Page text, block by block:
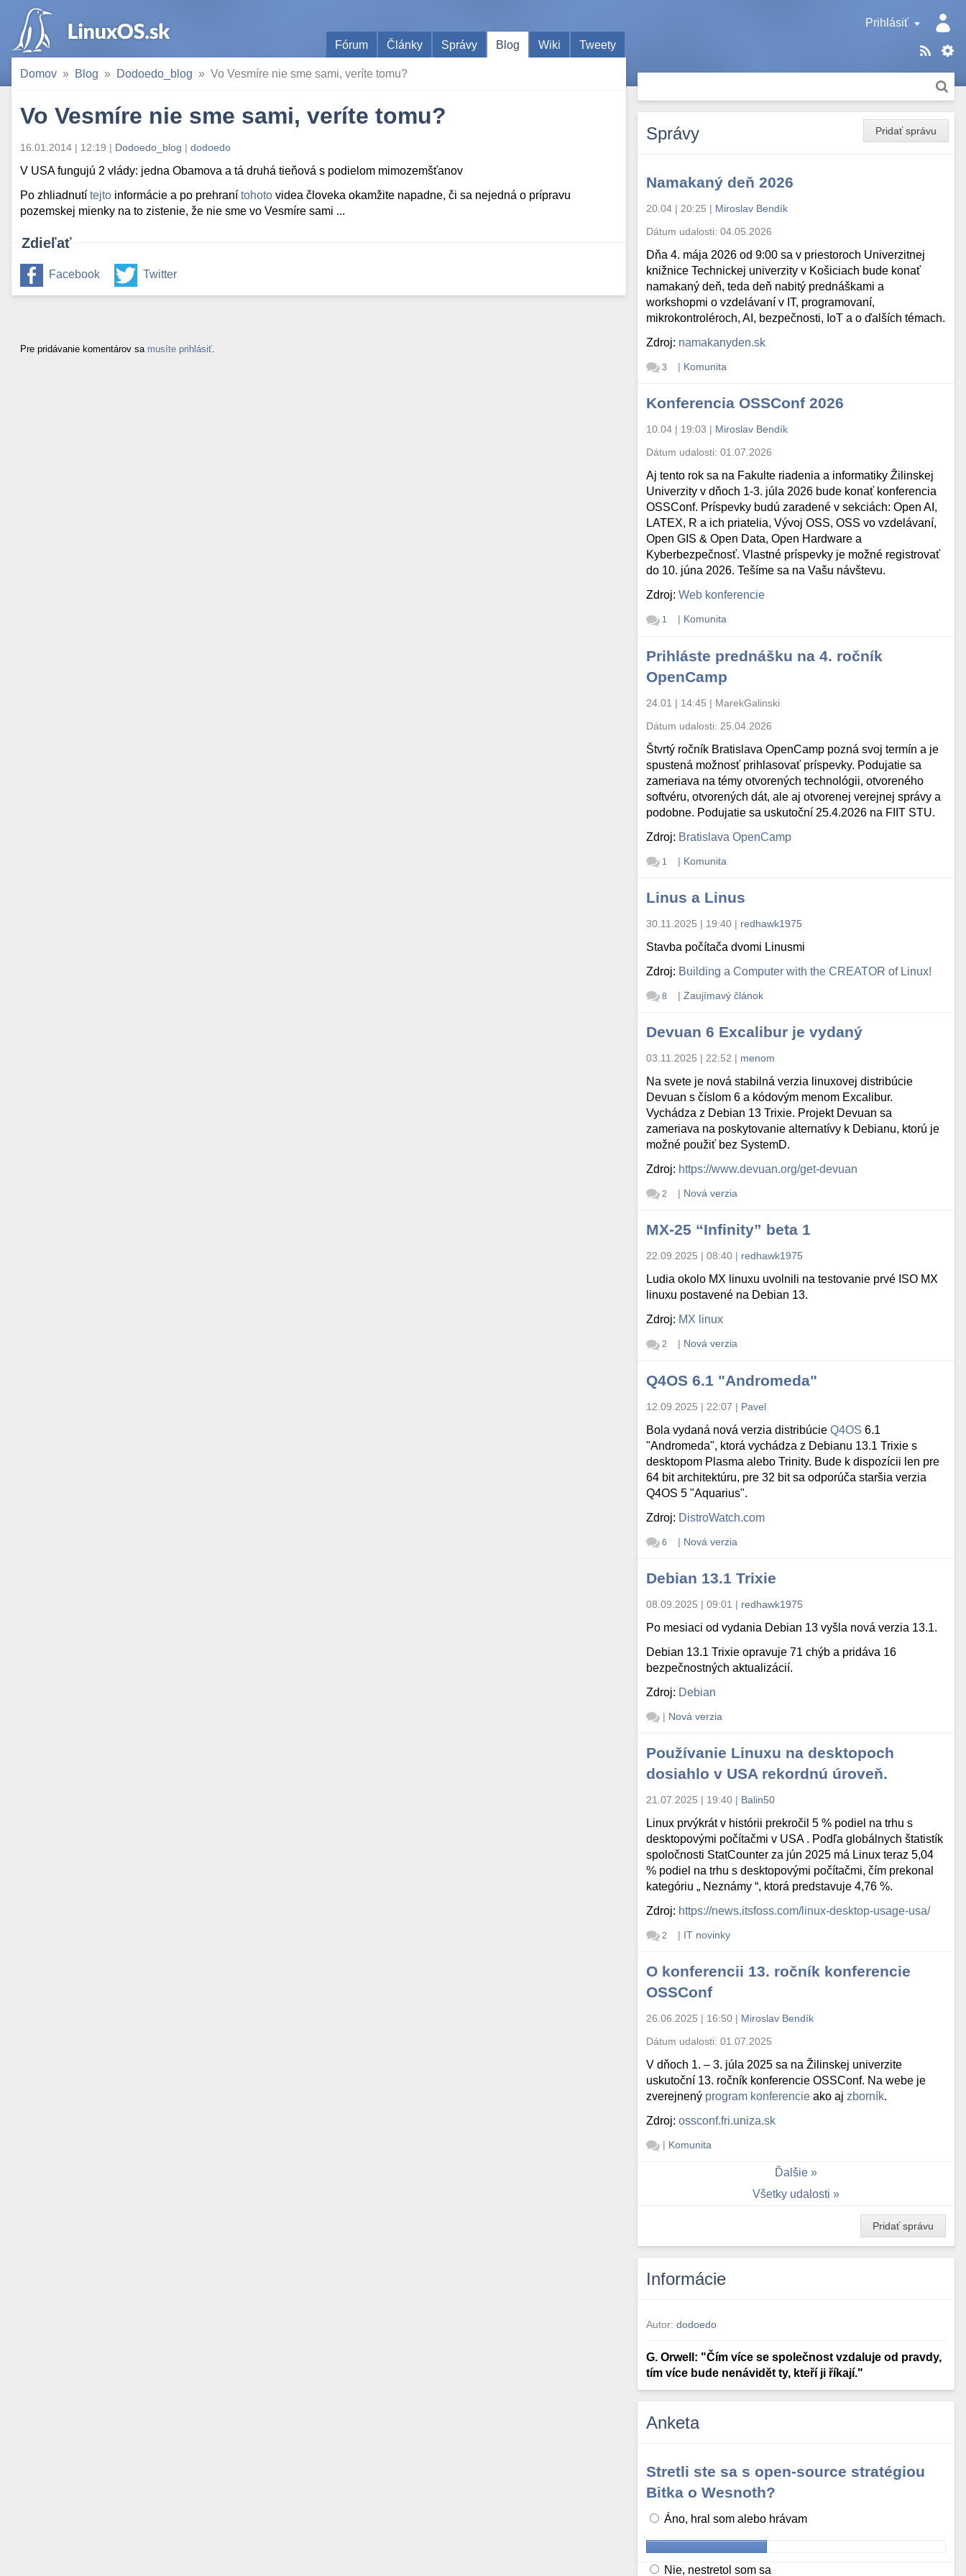
Prihlásiť
Fórum
Články Správy Blog Wiki Tweety
Domov Blog Dodoedo_blog Vo Vesmíre nie sme sami, veríte tomu?
Vo Vesmíre nie sme sami, veríte tomu?
16.01.2014 | 12:19 | Dodoedo_blog | dodoedo
V USA fungujú 2 vlády: jedna Obamova a tá druhá tieňová s podielom mimozemšťanov
Po zhliadnutí tejto informácie a po prehraní tohoto videa človeka okamžite napadne, či sa nejedná o prípravu
pozemskej mienky na to zistenie, že nie sme vo Vesmíre sami ...
Zdieľať
Facebook Twitter
Pre pridávanie komentárov sa musíte prihlásiť
Pridať správu
Správy
Namakaný deň 2026
20.04 | 20:25 | Miroslav Bendík
Dátum udalosti:04.05.2026
Dňa 4. mája 2026 od 9:00 sa v priestoroch Univerzitnej
knižnice Technickej univerzity v Košiciach bude konať
namakaný deň, teda deň nabitý prednáškami a
workshopmi o vzdelávaní v IT, programovaní,
mikrokontroléroch, AI, bezpečnosti, IoT a o ďalších témach.
Zdroj: namakanyden.sk
3 | Komunita
Konferencia OSSConf 2026
10.04 | 19:03 | Miroslav Bendík
Dátum udalosti:01.07.2026
Aj tento rok sa na Fakulte riadenia a informatiky Žilinskej
Univerzity v dňoch 1-3. júla 2026 bude konať konferencia
OSSConf. Príspevky budú zaradené v sekciách: Open AI,
LATEX, R a ich priatelia, Vývoj OSS, OSS vo vzdelávaní,
Open GIS & Open Data, Open Hardware a
Kyberbezpečnosť. Vlastné príspevky je možné registrovať
do 10. júna 2026. Tešíme sa na Vašu návštevu.
Zdroj:Web konferencie
1 | Komunita
Prihláste prednášku na 4. ročník
OpenCamp
24.01 | 14:45 | MarekGalinski
Dátum udalosti: 25.04.2026
Štvrtý ročník Bratislava OpenCamp pozná svoj termín a je
spustená možnosť prihlasovať príspevky. Podujatie sa
zameriava na témy otvorených technológii, otvoreného
softvéru, otvorených dát, ale aj otvorenej verejnej správy a
podobne. Podujatie sa uskutoční 25.4.2026 na FIIT STU.
Zdroj: Bratislava OpenCamp
1 | Komunita
Linus a Linus
30.11.2025 | 19:40 | redhawk1975
Stavba počítača dvomi Linusmi
Zdroj: Building a Computer with the CREATOR of Linux!
8 | Zaujímavý článok
Devuan 6 Excalibur je vydaný
03.11.2025 | 22:52 | menom
Na svete je nová stabilná verzia linuxovej distribúcie
Devuan s číslom 6 a kódovým menom Excalibur.
Vychádza z Debian 13 Trixie. Projekt Devuan sa
zameriava na poskytovanie alternatívy k Debianu, ktorú je
možné použiť bez SystemD.
Zdroj: https://www.devuan.org/get-devuan
2 | Nová verzia
MX-25 “Infinity” beta 1
22.09.2025 | 08:40 | redhawk1975
Ludia okolo MX linuxu uvolnili na testovanie prvé ISO MX
linuxu postavené na Debian 13.
Zdroj: MX linux
2 | Nová verzia
Q4OS 6.1 "Andromeda"
12.09.2025 | 22:07 | Pavel
Bola vydaná nová verzia distribúcieQ4OS 6.1
"Andromeda", ktorá vychádza z Debianu 13.1 Trixie s
desktopom Plasma alebo Trinity. Bude k dispozícii len pre
64 bit architektúru, pre 32 bit sa odporúča staršia verzia
Q4OS 5 "Aquarius".
Zdroj: DistroWatch.com
6 | Nová verzia
Debian 13.1 Trixie
08.09.2025 | 09:01 | redhawk1975
Po mesiaci od vydania Debian 13 vyšla nová verzia 13.1.
Debian 13.1 Trixie opravuje 71 chýb a pridáva 16
bezpečnostných aktualizácií.
Zdroj: Debian
| Nová verzia
Používanie Linuxu na desktopoch
dosiahlo v USA rekordnú úroveň.
21.07.2025 | 19:40 | Balin50
Linux prvýkrát v histórii prekročil 5 % podiel na trhu s
desktopovými počítačmi v USA . Podľa globálnych štatistík
spoločnosti StatCounter za jún 2025 má Linux teraz 5,04
% podiel na trhu s desktopovými počítačmi, čím prekonal
kategóriu „ Neznámy “, ktorá predstavuje 4,76 %.
Zdroj: https://news.itsfoss.com/linux-desktop-usage-usa/
2 | IT novinky
O konferencii 13. ročník konferencie
OSSConf
26.06.2025 | 16:50 | Miroslav Bendík
Dátum udalosti:01.07.2025
V dňoch 1. – 3. júla 2025 sa na Žilinskej univerzite
uskutoční 13. ročník konferencie OSSConf. Na webe je
zverejnený program konferencie ako aj zborník.
Zdroj:ossconf.fri.uniza.sk
| Komunita
Ďalšie
Všetky udalosti
Pridať správu
Informácie
Autor:dodoedo
G. Orwell: "Čím více se společnost vzdaluje od pravdy,
tím více bude nenávidět ty, kteří ji říkají."
Anketa
Stretli ste sa s open-source stratégiou
Bitka o Wesnoth?
Áno, hral som alebo hrávam
Nie, nestretol som sa